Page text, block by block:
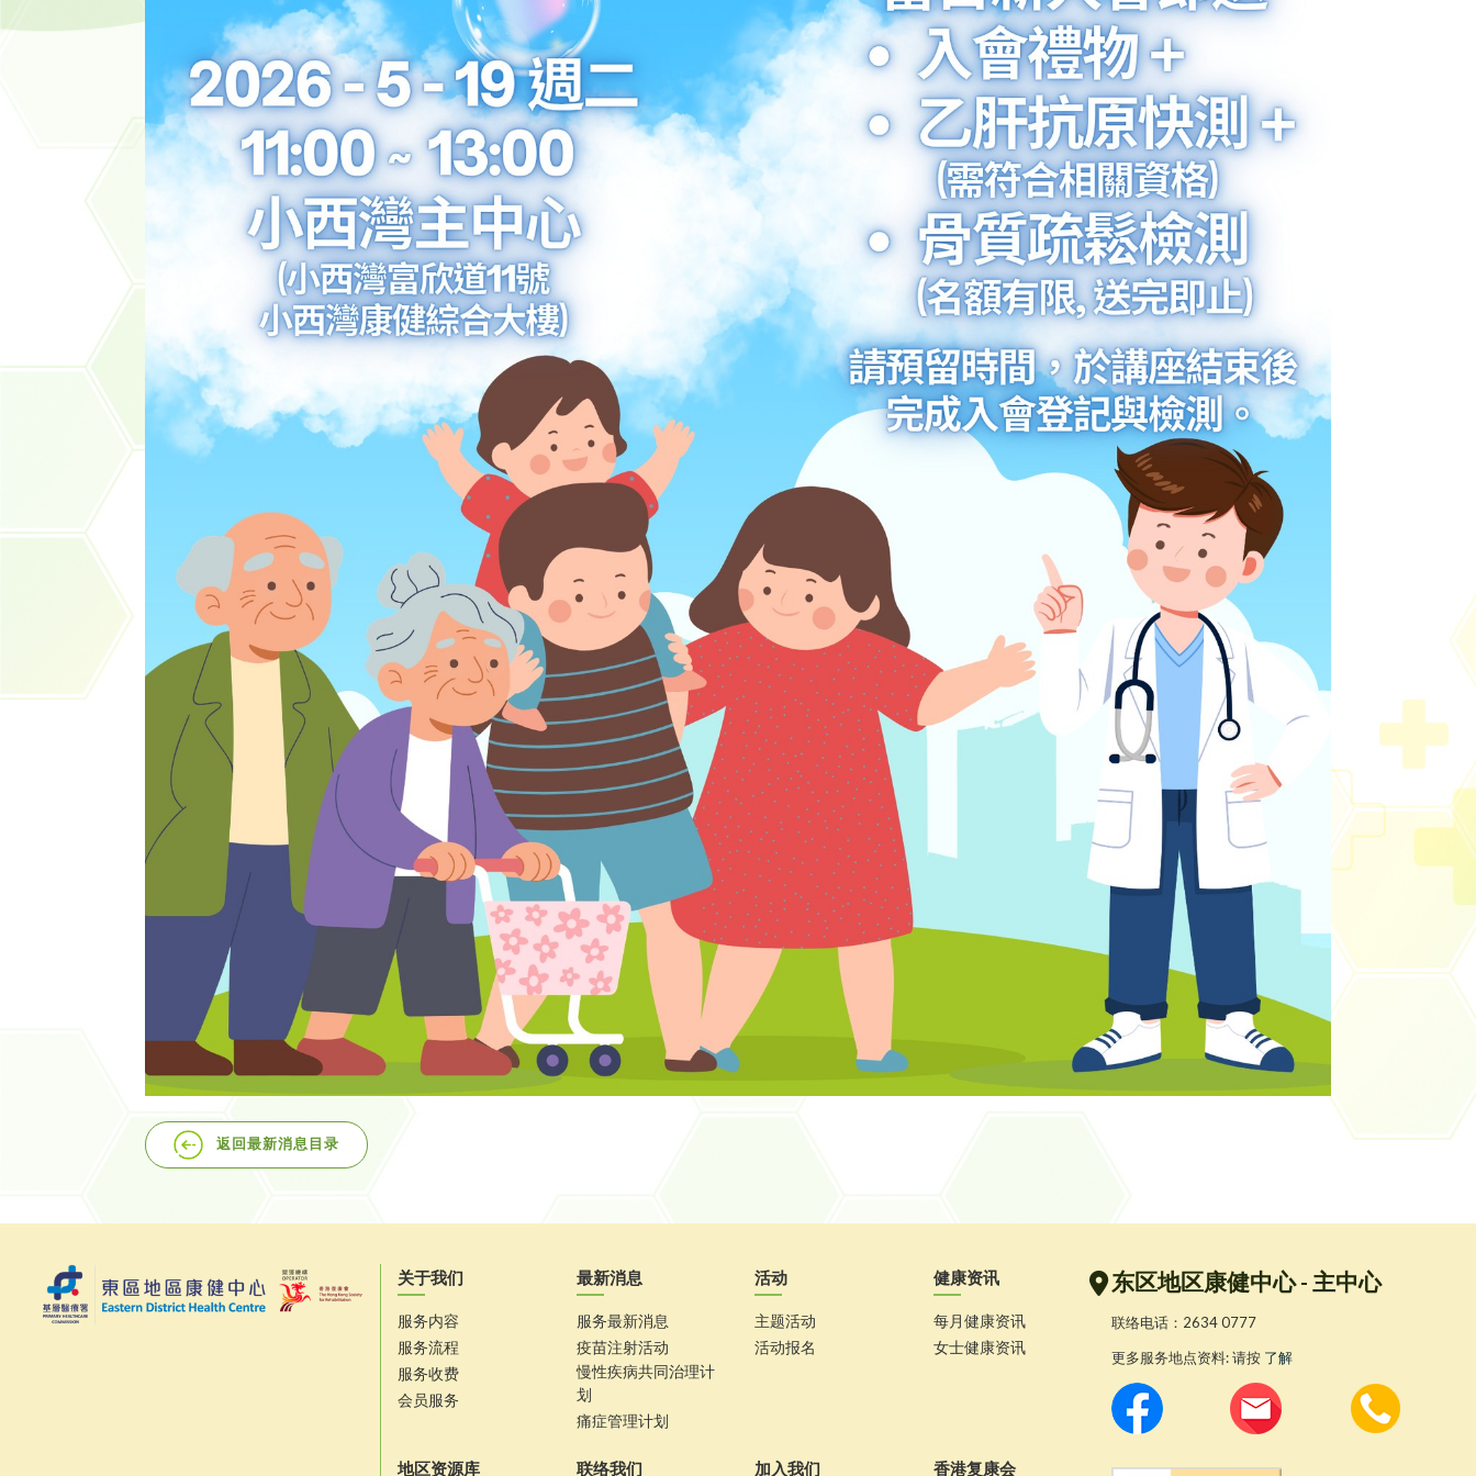
返回最新消息目录
关于我们
服务内容
服务流程
服务收费
会员服务
最新消息
服务最新消息
疫苗注射活动
慢性疾病共同治理计
划
痛症管理计划
活动
主题活动
活动报名
健康资讯
每月健康资讯
女士健康资讯
地区资源库 联络我们 加入我们 香港复康会
东区地区康健中心 - 主中心
联络电话：2634 0777
更多服务地点资料: 请按 了解